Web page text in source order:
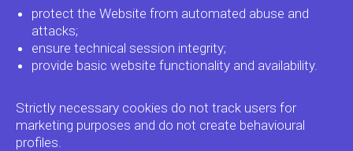
protect the Website from automated abuse and
attacks;
ensure technical session integrity;
provide basic website functionality and availability.
Strictly necessary cookies do not track users for
marketing purposes and do not create behavioural
profiles.